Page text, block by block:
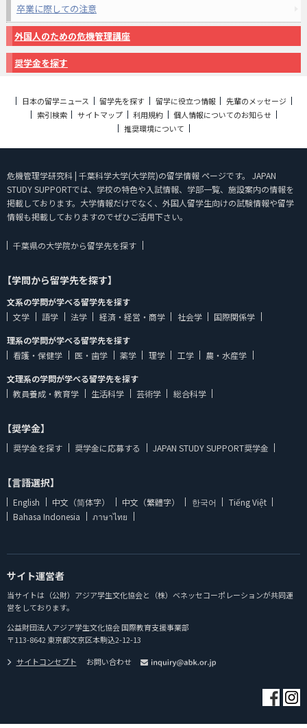
卒業に際しての注意
外国人のための危機管理講座
奨学金を探す
日本の留学ニュース 留学先を探す 留学に役立つ情報
先輩のメッセージ
索引検索
サイトマップ 利用規約
個人情報についてのお知らせ
推奨環境について
危機管理学研究科 | 千葉科学大学(大学院)の留学情報 ページです。 JAPAN
STUDY SUPPORTでは、学校の特色や入試情報、学部一覧、施設案内の情報を
掲載しております。大学情報だけでなく、外国人留学生向けの試験情報や留学
情報も掲載しておりますのでぜひご活用下さい。
千葉県の大学院から留学先を探す
【学問から留学先を探す】
文系の学問が学べる留学先を探す
文学
語学 法学 経済・経営・商学 社会学
国際関係学
理系の学問が学べる留学先を探す
看護・保健学
医・歯学 薬学 理学 工学
農・水産学
文理系の学問が学べる留学先を探す
教員養成・教育学
生活科学 芸術学 総合科学
【奨学金】
奨学金を探す 奨学金に応募する JAPAN STUDY SUPPORT奨学金
【言語選択】
English 中文（简体字） 中文（繁體字） 한국어
Tiếng Việt
Bahasa Indonesia
ภาษาไทย
サイト運営者
当サイトは（公財）アジア学生文化協会と（株）ベネッセコーポレーションが共同運
営をしております。
公益財団法人アジア学生文化協会 国際教育支援事業部
〒113-8642 東京都文京区本駒込2-12-13
サイトコンセプト
お問い合わせ